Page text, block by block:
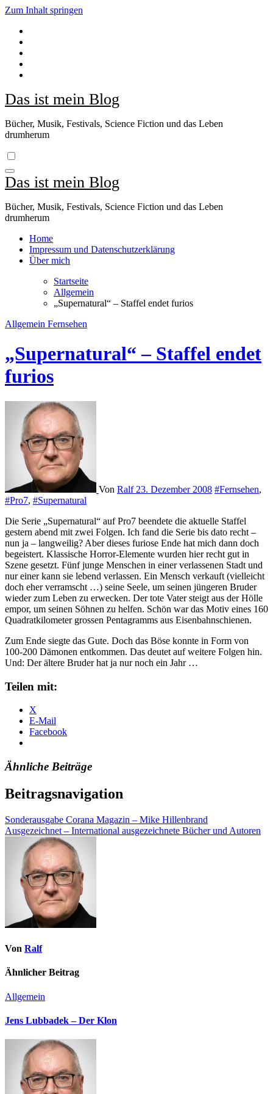
Zum Inhalt springen
Das ist mein Blog
Bücher, Musik, Festivals, Science Fiction und das Leben
drumherum
Das ist mein Blog
Bücher, Musik, Festivals, Science Fiction und das Leben
drumherum
Home
Impressum und Datenschutzerklärung
Über mich
Startseite
Allgemein
„Supernatural“ – Staffel endet furios
Allgemein Fernsehen
„Supernatural“ – Staffel endet
furios
Von Ralf 23. Dezember 2008 #Fernsehen,
#Pro7, #Supernatural
Die Serie „Supernatural“ auf Pro7 beendete die aktuelle Staffel
gestern abend mit zwei Folgen. Ich fand die Serie bis dato recht –
nun ja – langweilig? Aber dieses furiose Ende hat mich dann doch
begeistert. Klassische Horror-Elemente wurden hier recht gut in
Szene gesetzt. Fünf junge Menschen in einer verlassenen Stadt und
nur einer kann sie lebend verlassen. Ein Mensch verkauft (vielleicht
doch eher verramscht …) seine Seele, um seinen jüngeren Bruder
wieder zum Leben zu erwecken. Der tote Vater steigt aus der Hölle
empor, um seinen Söhnen zu helfen. Schön war das Motiv eines 160
Quadratkilometer grossen Pentagramms aus Eisenbahnschienen.
Zum Ende siegte das Gute. Doch das Böse konnte in Form von
100-200 Dämonen entkommen. Das deutet auf weitere Folgen hin.
Und: Der ältere Bruder hat ja nur noch ein Jahr …
Teilen mit:
X
E-Mail
Facebook
Ähnliche Beiträge
Beitragsnavigation
Sonderausgabe Corana Magazin – Mike Hillenbrand
Ausgezeichnet – International ausgezeichnete Bücher und Autoren
Von Ralf
Ähnlicher Beitrag
Allgemein
Jens Lubbadek – Der Klon